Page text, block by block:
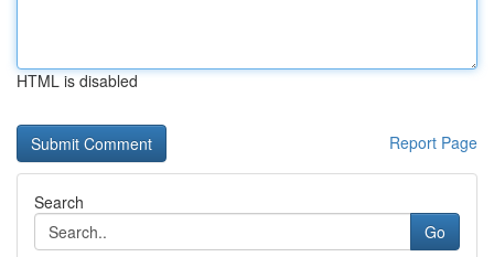
HTML is disabled
Report Page
Search
Go